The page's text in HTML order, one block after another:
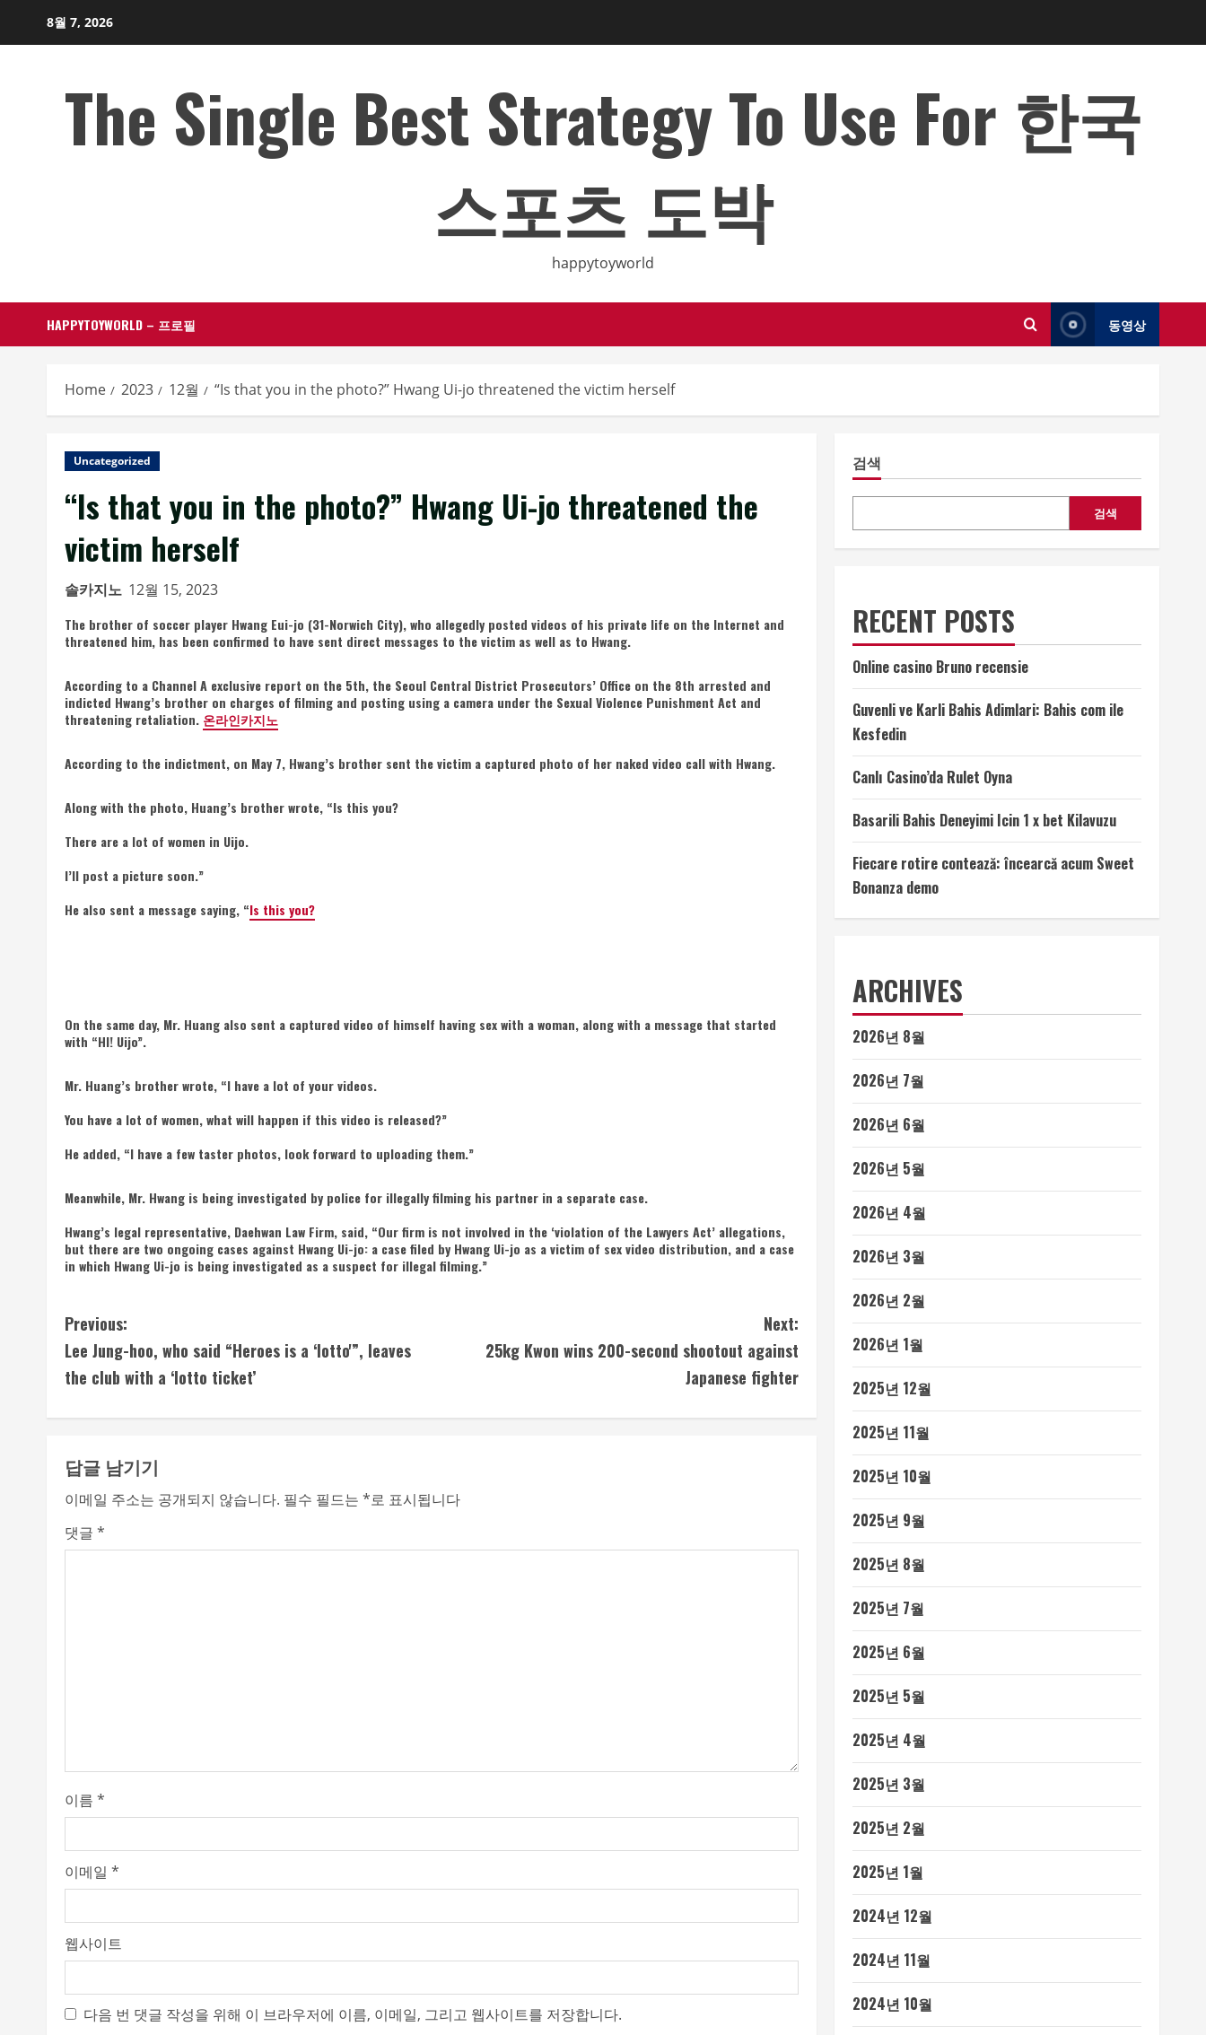
8월 7, 2026
The Single Best Strategy To Use For 한국
스포츠 도박
happytoyworld
HAPPYTOYWORLD – 프로필 동영상
Home 2023 12월 “Is that you in the photo?” Hwang Ui-jo threatened the victim herself
Uncategorized
“Is that you in the photo?” Hwang Ui-jo threatened the
victim herself
솔카지노 12월 15, 2023
The brother of soccer player Hwang Eui-jo (31-Norwich City), who allegedly posted videos of his private life on the Internet and
threatened him, has been confirmed to have sent direct messages to the victim as well as to Hwang.
According to a Channel A exclusive report on the 5th, the Seoul Central District Prosecutors’ Office on the 8th arrested and
indicted Hwang’s brother on charges of filming and posting using a camera under the Sexual Violence Punishment Act and
threatening retaliation. 온라인카지노
According to the indictment, on May 7, Hwang’s brother sent the victim a captured photo of her naked video call with Hwang.
Along with the photo, Huang’s brother wrote, “Is this you?
There are a lot of women in Uijo.
I’ll post a picture soon.”
He also sent a message saying, “Is this you?
On the same day, Mr. Huang also sent a captured video of himself having sex with a woman, along with a message that started
with “HI! Uijo”.
Mr. Huang’s brother wrote, “I have a lot of your videos.
You have a lot of women, what will happen if this video is released?”
He added, “I have a few taster photos, look forward to uploading them.”
Meanwhile, Mr. Hwang is being investigated by police for illegally filming his partner in a separate case.
Hwang’s legal representative, Daehwan Law Firm, said, “Our firm is not involved in the ‘violation of the Lawyers Act’ allegations,
but there are two ongoing cases against Hwang Ui-jo: a case filed by Hwang Ui-jo as a victim of sex video distribution, and a case
in which Hwang Ui-jo is being investigated as a suspect for illegal filming.”
C
o
i
n
u
i
n
g
Previous:
Lee Jung-hoo, who said “Heroes is a ‘lotto'”, leaves
the club with a ‘lotto ticket’
Next:
25kg Kwon wins 200-second shootout against
Japanese fighter
답글 남기기
이메일 주소는 공개되지 않습니다. 필수 필드는 *로 표시됩니다
댓글 *
이름 *
이메일 *
웹사이트
다음 번 댓글 작성을 위해 이 브라우저에 이름, 이메일, 그리고 웹사이트를 저장합니다.
검색
검색
RECENT POSTS
Online casino Bruno recensie
Guvenli ve Karli Bahis Adimlari: Bahis com ile
Kesfedin
Canlı Casino’da Rulet Oyna
Basarili Bahis Deneyimi Icin 1 x bet Kilavuzu
Fiecare rotire contează: încearcă acum Sweet
Bonanza demo
ARCHIVES
2026년 8월
2026년 7월
2026년 6월
2026년 5월
2026년 4월
2026년 3월
2026년 2월
2026년 1월
2025년 12월
2025년 11월
2025년 10월
2025년 9월
2025년 8월
2025년 7월
2025년 6월
2025년 5월
2025년 4월
2025년 3월
2025년 2월
2025년 1월
2024년 12월
2024년 11월
2024년 10월